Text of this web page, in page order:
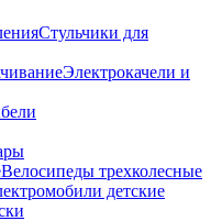
Стульчики для
Электрокачели и
Велосипеды трехколесные
детские